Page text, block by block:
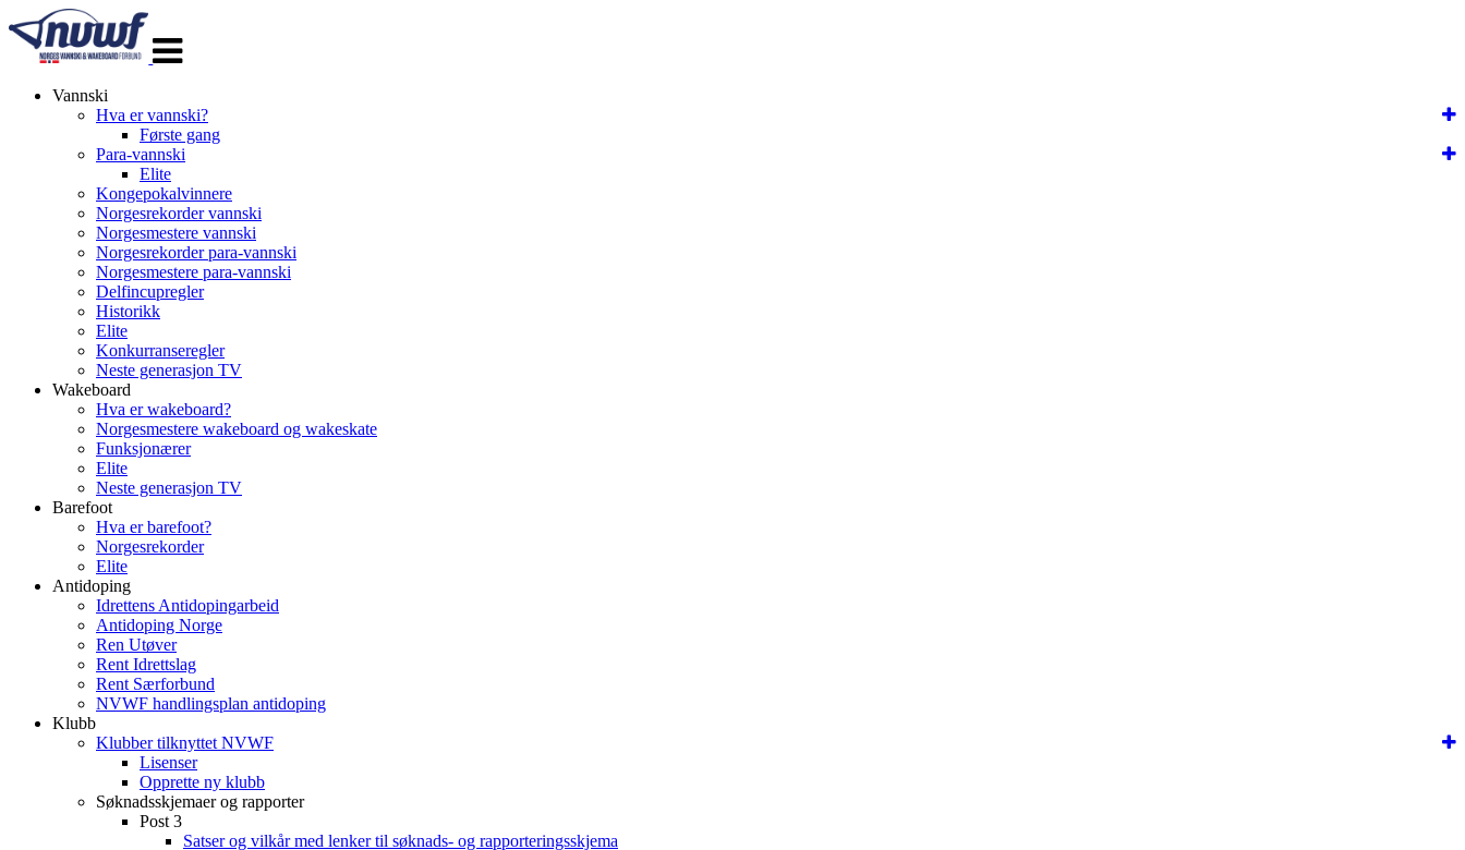
navigasjon
Vannski
Hva er vannski?
Første gang
Para-vannski
Elite
Kongepokalvinnere
Norgesrekorder vannski
Norgesmestere vannski
Norgesrekorder para-vannski
Norgesmestere para-vannski
Delfincupregler
Historikk
Elite
Konkurranseregler
Neste generasjon TV
Wakeboard
Hva er wakeboard?
Norgesmestere wakeboard og wakeskate
Funksjonærer
Elite
Neste generasjon TV
Barefoot
Hva er barefoot?
Norgesrekorder
Elite
Antidoping
Idrettens Antidopingarbeid
Antidoping Norge
Ren Utøver
Rent Idrettslag
Rent Særforbund
NVWF handlingsplan antidoping
Klubb
Klubber tilknyttet NVWF
Lisenser
Opprette ny klubb
Søknadsskjemaer og rapporter
Post 3
Satser og vilkår med lenker til søknads- og rapporteringsskjema